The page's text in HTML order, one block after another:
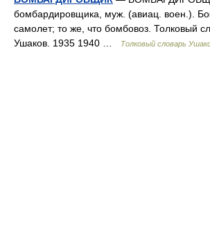
бомбардировщика, муж. (авиац. воен.).
самолет; то же, что бомбовоз. Толковый
Ушаков. 1935 1940 …
Толковый словарь